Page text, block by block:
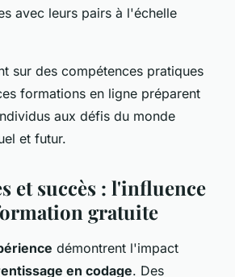
avec leurs pairs à l'échelle
sur des compétences pratiques
formations en ligne préparent
aux défis du monde
et futur.
et succès : l'influence
gratuite
démontrent l'impact
en codage. Des